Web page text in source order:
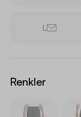
L
Renkler